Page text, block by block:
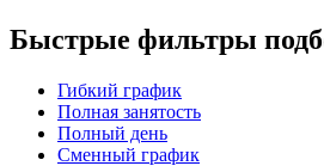
Быстрые фильтры
Гибкий график
Полная занятость
Полный день
Сменный график